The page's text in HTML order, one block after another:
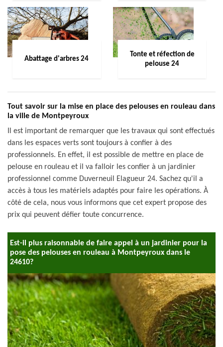
Abattage d'arbres 24
Tonte et réfection de
pelouse 24
Tout savoir sur la mise en place des pelouses en rouleau dans
la ville de Montpeyroux
Il est important de remarquer que les travaux qui sont effectués
dans les espaces verts sont toujours à confier à des
professionnels. En effet, il est possible de mettre en place de
pelouse en rouleau et il va falloir les confier à un jardinier
professionnel comme Duverneuil Elagueur 24. Sachez qu'il a
accès à tous les matériels adaptés pour faire les opérations. À
côté de cela, nous vous informons que cet expert propose des
prix qui peuvent défier toute concurrence.
Est-il plus raisonnable de faire appel à un jardinier pour la
pose des pelouses en rouleau à Montpeyroux dans le
24610?